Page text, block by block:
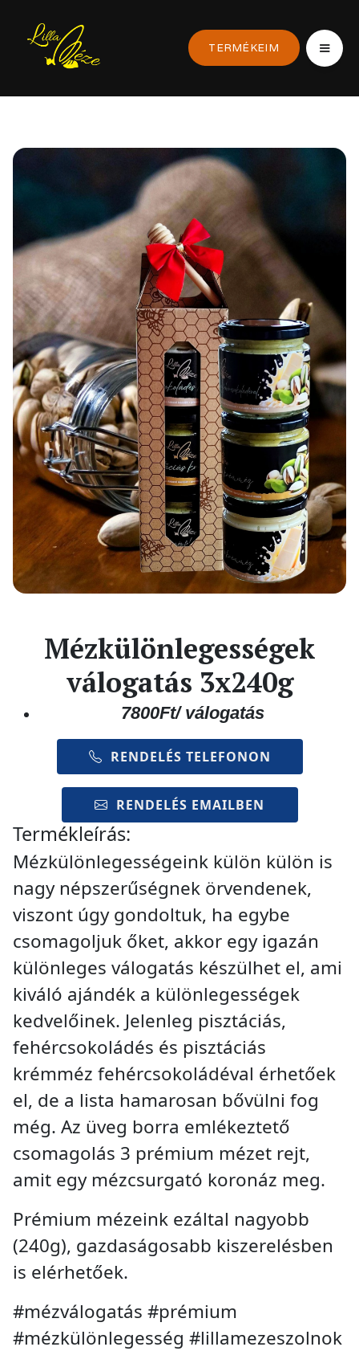
TERMÉKEIM
Mézkülönlegességek
válogatás 3x240g
7800Ft/ válogatás
RENDELÉS TELEFONON
RENDELÉS EMAILBEN
Termékleírás:
Mézkülönlegességeink külön külön is
nagy népszerűségnek örvendenek,
viszont úgy gondoltuk, ha egybe
csomagoljuk őket, akkor egy igazán
különleges válogatás készülhet el, ami
kiváló ajándék a különlegességek
kedvelőinek. Jelenleg pisztáciás,
fehércsokoládés és pisztáciás
krémméz fehércsokoládéval érhetőek
el, de a lista hamarosan bővülni fog
még. Az üveg borra emlékeztető
csomagolás 3 prémium mézet rejt,
amit egy mézcsurgató koronáz meg.
Prémium mézeink ezáltal nagyobb
(240g), gazdaságosabb kiszerelésben
is elérhetőek.
#mézválogatás #prémium
#mézkülönlegesség #lillamezeszolnok